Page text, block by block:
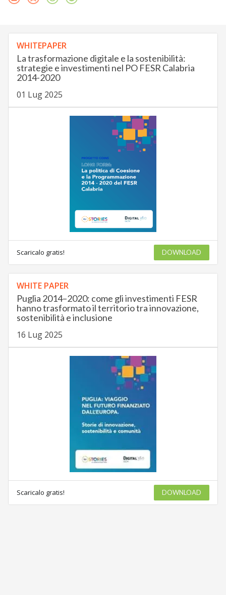
WHITEPAPER
La trasformazione digitale e la sostenibilità:
strategie e investimenti nel PO FESR Calabria
2014-2020
01 Lug 2025
Scaricalo gratis! DOWNLOAD
WHITE PAPER
Puglia 2014–2020: come gli investimenti FESR
hanno trasformato il territorio tra innovazione,
sostenibilità e inclusione
16 Lug 2025
Scaricalo gratis! DOWNLOAD